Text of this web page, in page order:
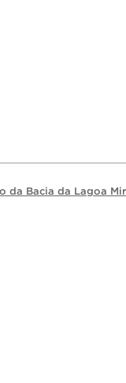
da Bacia da Lagoa